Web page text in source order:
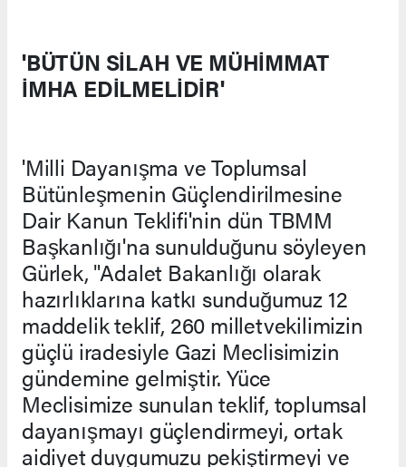
'BÜTÜN SİLAH VE MÜHİMMAT
İMHA EDİLMELİDİR'
'Milli Dayanışma ve Toplumsal
Bütünleşmenin Güçlendirilmesine
Dair Kanun Teklifi'nin dün TBMM
Başkanlığı'na sunulduğunu söyleyen
Gürlek, "Adalet Bakanlığı olarak
hazırlıklarına katkı sunduğumuz 12
maddelik teklif, 260 milletvekilimizin
güçlü iradesiyle Gazi Meclisimizin
gündemine gelmiştir. Yüce
Meclisimize sunulan teklif, toplumsal
dayanışmayı güçlendirmeyi, ortak
aidiyet duygumuzu pekiştirmeyi ve